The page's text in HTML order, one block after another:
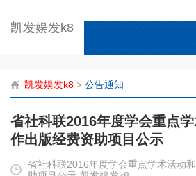
凯发娱发k8
凯发娱发k8 > 公告通知
省社科联2016年度学会重点
作出版经费资助项目公示
省社科联2016年度学会重点学术活动